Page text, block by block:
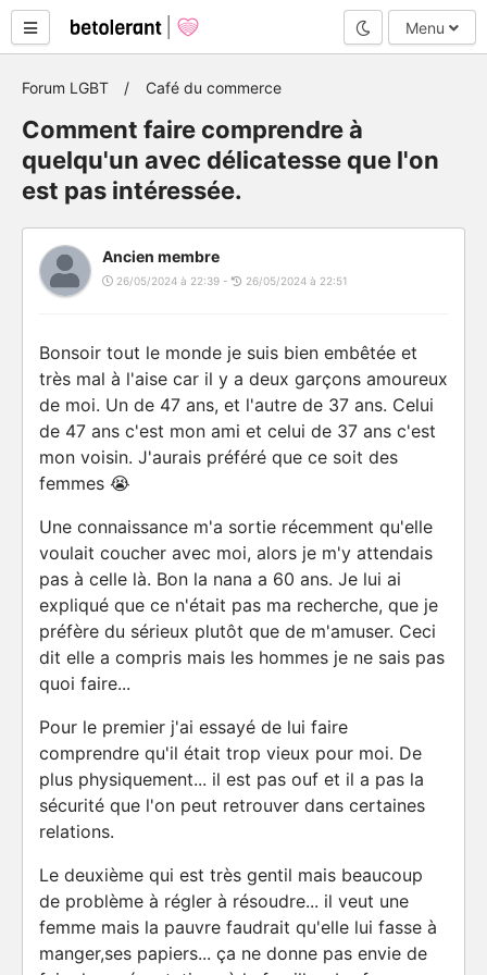
Mode nuit
Menu
Forum LGBT Café du commerce
Comment faire comprendre à
quelqu'un avec délicatesse que l'on
est pas intéressée.
Ancien membre
26/05/2024 à 22:39 - 26/05/2024 à 22:51
Bonsoir tout le monde je suis bien embêtée et
très mal à l'aise car il y a deux garçons amoureux
de moi. Un de 47 ans, et l'autre de 37 ans. Celui
de 47 ans c'est mon ami et celui de 37 ans c'est
mon voisin. J'aurais préféré que ce soit des
femmes 😭
Une connaissance m'a sortie récemment qu'elle
voulait coucher avec moi, alors je m'y attendais
pas à celle là. Bon la nana a 60 ans. Je lui ai
expliqué que ce n'était pas ma recherche, que je
préfère du sérieux plutôt que de m'amuser. Ceci
dit elle a compris mais les hommes je ne sais pas
quoi faire...
Pour le premier j'ai essayé de lui faire
comprendre qu'il était trop vieux pour moi. De
plus physiquement... il est pas ouf et il a pas la
sécurité que l'on peut retrouver dans certaines
relations.
Le deuxième qui est très gentil mais beaucoup
de problème à régler à résoudre... il veut une
femme mais la pauvre faudrait qu'elle lui fasse à
manger,ses papiers... ça ne donne pas envie de